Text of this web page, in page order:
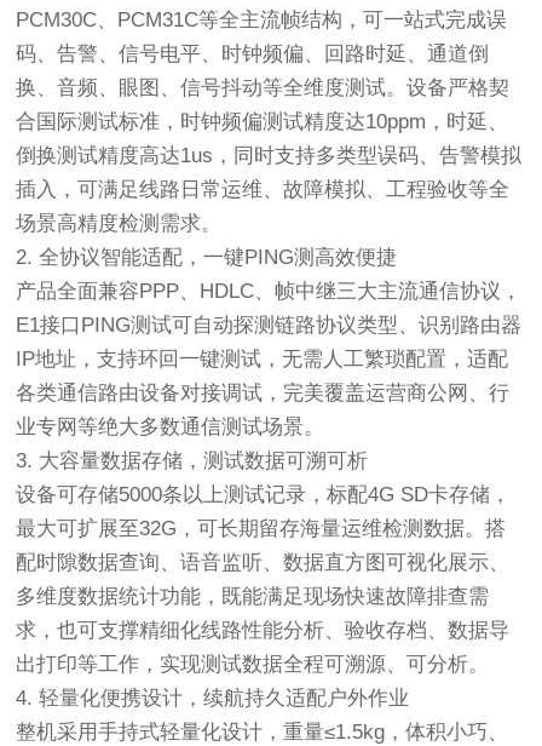
PCM30C、PCM31C等全主流帧结构，可一站式完成误
码、告警、信号电平、时钟频偏、回路时延、通道倒
换、音频、眼图、信号抖动等全维度测试。设备严格契
合国际测试标准，时钟频偏测试精度达10ppm，时延、
倒换测试精度高达1us，同时支持多类型误码、告警模拟
插入，可满足线路日常运维、故障模拟、工程验收等全
场景高精度检测需求。
2. 全协议智能适配，一键PING测高效便捷
产品全面兼容PPP、HDLC、帧中继三大主流通信协议，
E1接口PING测试可自动探测链路协议类型、识别路由器
IP地址，支持环回一键测试，无需人工繁琐配置，适配
各类通信路由设备对接调试，完美覆盖运营商公网、行
业专网等绝大多数通信测试场景。
3. 大容量数据存储，测试数据可溯可析
设备可存储5000条以上测试记录，标配4G SD卡存储，
最大可扩展至32G，可长期留存海量运维检测数据。搭
配时隙数据查询、语音监听、数据直方图可视化展示、
多维度数据统计功能，既能满足现场快速故障排查需
求，也可支撑精细化线路性能分析、验收存档、数据导
出打印等工作，实现测试数据全程可溯源、可分析。
4. 轻量化便携设计，续航持久适配户外作业
整机采用手持式轻量化设计，重量≤1.5kg，体积小巧、